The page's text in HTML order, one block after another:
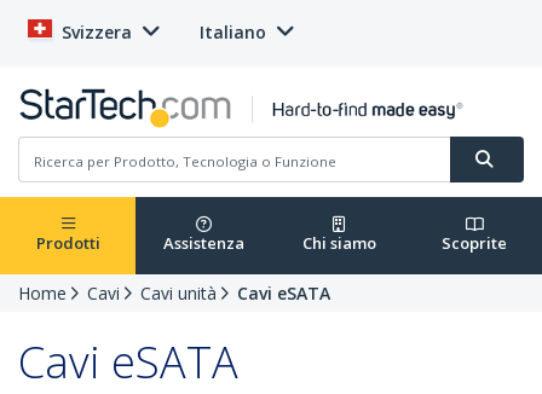
Svizzera Italiano
Prodotti Assistenza Chi siamo Scoprite
Home Cavi Cavi unità Cavi eSATA
Cavi eSATA